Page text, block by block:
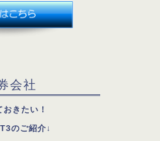
会社
きたい！
のご紹介↓